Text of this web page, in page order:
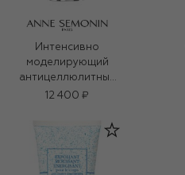
Интенсивно
моделирующий
антицеллюлитный
гель для тела
12 400 ₽